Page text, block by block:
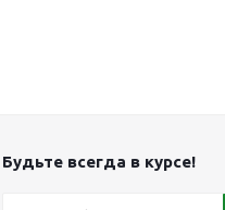
Будьте всегда в курсе!